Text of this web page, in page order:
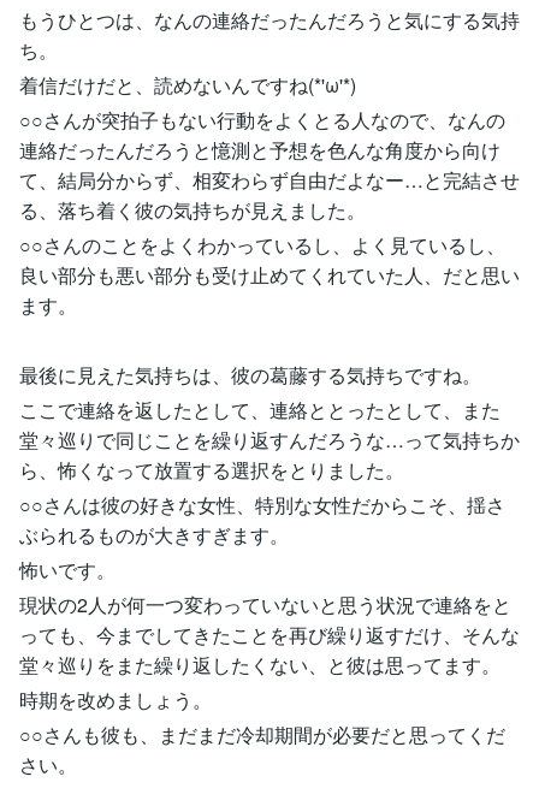
もうひとつは、なんの連絡だったんだろうと気にする気持
ち。
着信だけだと、読めないんですね(*'ω'*)
○○さんが突拍子もない行動をよくとる人なので、なんの
連絡だったんだろうと憶測と予想を色んな角度から向け
て、結局分からず、相変わらず自由だよなー…と完結させ
る、落ち着く彼の気持ちが見えました。
○○さんのことをよくわかっているし、よく見ているし、
良い部分も悪い部分も受け止めてくれていた人、だと思い
ます。
最後に見えた気持ちは、彼の葛藤する気持ちですね。
ここで連絡を返したとして、連絡ととったとして、また
堂々巡りで同じことを繰り返すんだろうな…って気持ちか
ら、怖くなって放置する選択をとりました。
○○さんは彼の好きな女性、特別な女性だからこそ、揺さ
ぶられるものが大きすぎます。
怖いです。
現状の2人が何一つ変わっていないと思う状況で連絡をと
っても、今までしてきたことを再び繰り返すだけ、そんな
堂々巡りをまた繰り返したくない、と彼は思ってます。
時期を改めましょう。
○○さんも彼も、まだまだ冷却期間が必要だと思ってくだ
さい。